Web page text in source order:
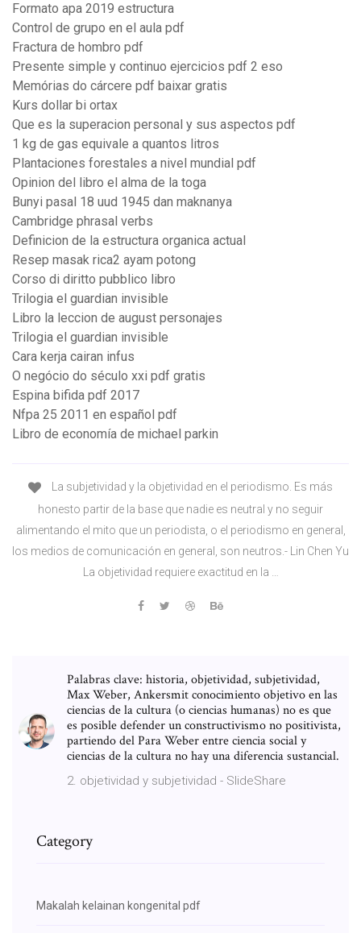
Formato apa 2019 estructura
Control de grupo en el aula pdf
Fractura de hombro pdf
Presente simple y continuo ejercicios pdf 2 eso
Memórias do cárcere pdf baixar gratis
Kurs dollar bi ortax
Que es la superacion personal y sus aspectos pdf
1 kg de gas equivale a quantos litros
Plantaciones forestales a nivel mundial pdf
Opinion del libro el alma de la toga
Bunyi pasal 18 uud 1945 dan maknanya
Cambridge phrasal verbs
Definicion de la estructura organica actual
Resep masak rica2 ayam potong
Corso di diritto pubblico libro
Trilogia el guardian invisible
Libro la leccion de august personajes
Trilogia el guardian invisible
Cara kerja cairan infus
O negócio do século xxi pdf gratis
Espina bifida pdf 2017
Nfpa 25 2011 en español pdf
Libro de economía de michael parkin
La subjetividad y la objetividad en el periodismo. Es más
honesto partir de la base que nadie es neutral y no seguir
alimentando el mito que un periodista, o el periodismo en general,
los medios de comunicación en general, son neutros.- Lin Chen Yu
La objetividad requiere exactitud en la …
Palabras clave: historia, objetividad, subjetividad,
Max Weber, Ankersmit conocimiento objetivo en las
ciencias de la cultura (o ciencias humanas) no es que
es posible defender un constructivismo no positivista,
partiendo del Para Weber entre ciencia social y
ciencias de la cultura no hay una diferencia sustancial.
2. objetividad y subjetividad - SlideShare
Category
Makalah kelainan kongenital pdf